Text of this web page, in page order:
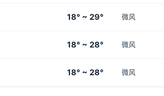
18° ~ 29° 微风
18° ~ 28° 微风
18° ~ 28° 微风